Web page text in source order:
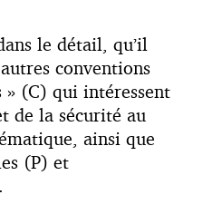
le détail, qu’il
conventions
» (C) qui intéressent
de la sécurité au
ainsi que
(P) et